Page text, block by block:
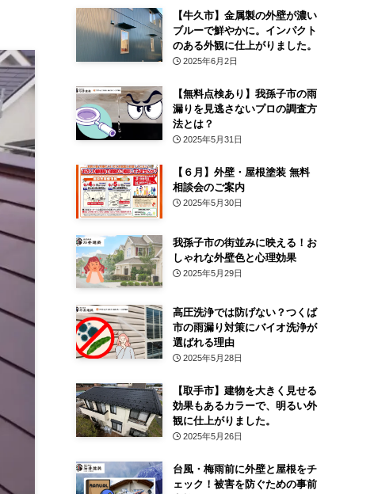
【牛久市】金属製の外壁が濃い
ブルーで鮮やかに。インパクト
のある外観に仕上がりました。
2025年6月2日
【無料点検あり】我孫子市の雨
漏りを見逃さないプロの調査方
法とは？
2025年5月31日
【６月】外壁・屋根塗装 無料
相談会のご案内
2025年5月30日
我孫子市の街並みに映える！お
しゃれな外壁色と心理効果
2025年5月29日
高圧洗浄では防げない？つくば
市の雨漏り対策にバイオ洗浄が
選ばれる理由
2025年5月28日
【取手市】建物を大きく見せる
効果もあるカラーで、明るい外
観に仕上がりました。
2025年5月26日
台風・梅雨前に外壁と屋根をチ
ェック！被害を防ぐための事前